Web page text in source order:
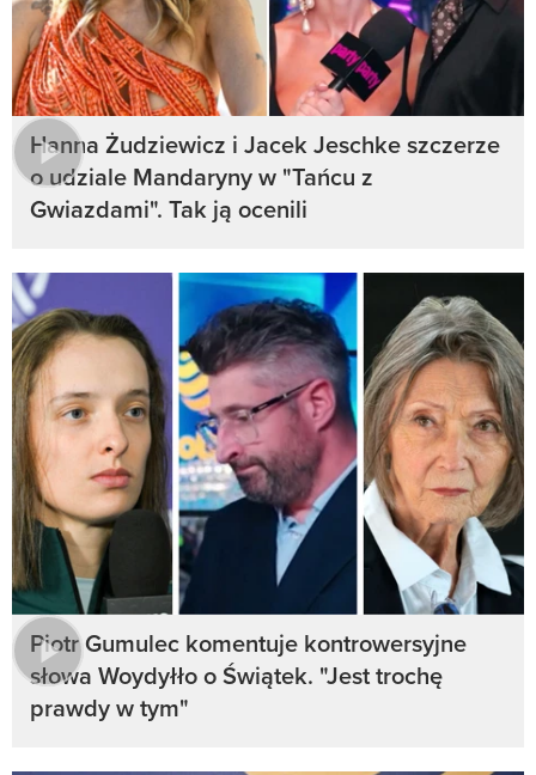
Hanna Żudziewicz i Jacek Jeschke szczerze
o udziale Mandaryny w "Tańcu z
Gwiazdami". Tak ją ocenili
Piotr Gumulec komentuje kontrowersyjne
słowa Woydyłło o Świątek. "Jest trochę
prawdy w tym"